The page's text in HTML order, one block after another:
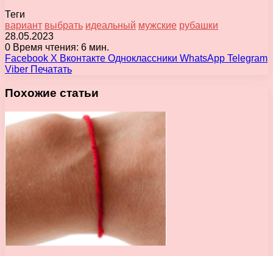
Теги
вариант выбрать идеальный мужские рубашки
28.05.2023
0 Время чтения: 6 мин.
Facebook X Вконтакте Одноклассники WhatsApp Telegram
Viber Печатать
Похожие статьи